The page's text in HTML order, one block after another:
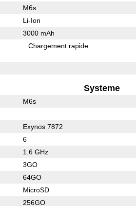
M6s
Li-Ion
3000 mAh
Chargement rapide
Systeme
M6s
Exynos 7872
6
1.6 GHz
3GO
64GO
MicroSD
256GO